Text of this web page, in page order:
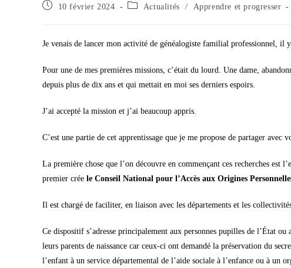
Publication
10 février 2024
Post Actualités / Apprendre et progresser
Je venais de lancer mon activité de généalogiste familial professionnel, il
Pour une de mes premières missions, c’était du lourd. Une dame,
depuis plus de dix ans et qui mettait en moi ses derniers espoirs.
J’ai accepté la mission et j’ai beaucoup appris.
C’est une partie de cet apprentissage que je me propose de partager avec
La première chose que l’on découvre en commençant ces recherches
premier crée le Conseil National pour l’Accès aux Origines
Il est chargé de faciliter, en liaison avec les départements et les
Ce dispositif s’adresse principalement aux personnes pupilles de l’État
leurs parents de naissance car ceux-ci ont demandé la préservation du
l’enfant à un service départemental de l’aide sociale à l’enfance ou à un